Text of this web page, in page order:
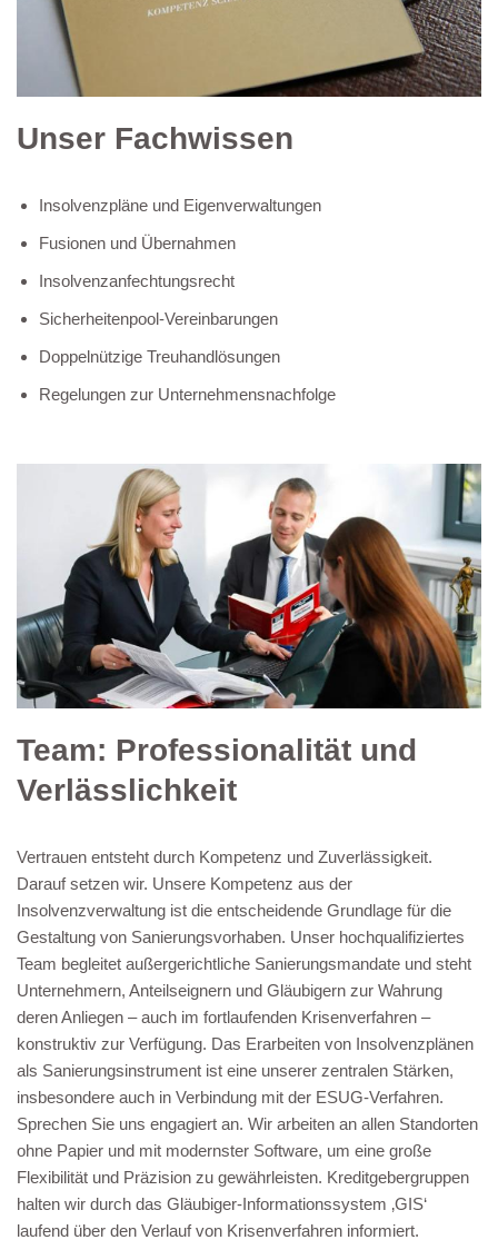
Unser Fachwissen
Insolvenzpläne und Eigenverwaltungen
Fusionen und Übernahmen
Insolvenzanfechtungsrecht
Sicherheitenpool-Vereinbarungen
Doppelnützige Treuhandlösungen
Regelungen zur Unternehmensnachfolge
Team: Professionalität und
Verlässlichkeit
Vertrauen entsteht durch Kompetenz und Zuverlässigkeit.
Darauf setzen wir. Unsere Kompetenz aus der
Insolvenzverwaltung ist die entscheidende Grundlage für die
Gestaltung von Sanierungsvorhaben. Unser hochqualifiziertes
Team begleitet außergerichtliche Sanierungsmandate und steht
Unternehmern, Anteilseignern und Gläubigern zur Wahrung
deren Anliegen – auch im fortlaufenden Krisenverfahren –
konstruktiv zur Verfügung. Das Erarbeiten von Insolvenzplänen
als Sanierungsinstrument ist eine unserer zentralen Stärken,
insbesondere auch in Verbindung mit der ESUG-Verfahren.
Sprechen Sie uns engagiert an. Wir arbeiten an allen Standorten
ohne Papier und mit modernster Software, um eine große
Flexibilität und Präzision zu gewährleisten. Kreditgebergruppen
halten wir durch das Gläubiger-Informationssystem ‚GIS‘
laufend über den Verlauf von Krisenverfahren informiert.